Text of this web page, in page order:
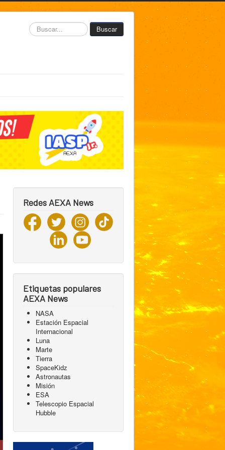
Buscar... Buscar
Redes AEXA News
Etiquetas populares
AEXA News
NASA
Estación Espacial
Internacional
Luna
Marte
Tierra
SpaceKidz
Astronautas
Misión
ESA
Telescopio Espacial
Hubble